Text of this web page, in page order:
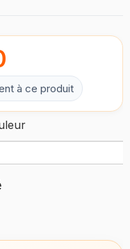
à ce produit